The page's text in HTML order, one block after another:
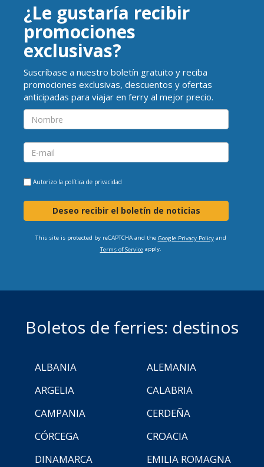
¿Le gustaría recibir
promociones
exclusivas?
Suscríbase a nuestro boletín gratuito y reciba
promociones exclusivas, descuentos y ofertas
anticipadas para viajar en ferry al mejor precio.
Autorizo la política de privacidad
Deseo recibir el boletín de noticias
This site is protected by reCAPTCHA and the Google Privacy Policyand
Terms of Serviceapply.
Boletos de ferries: destinos
ALBANIA
ALEMANIA
ARGELIA
CALABRIA
CAMPANIA
CERDEÑA
CÓRCEGA
CROACIA
DINAMARCA
EMILIA ROMAGNA